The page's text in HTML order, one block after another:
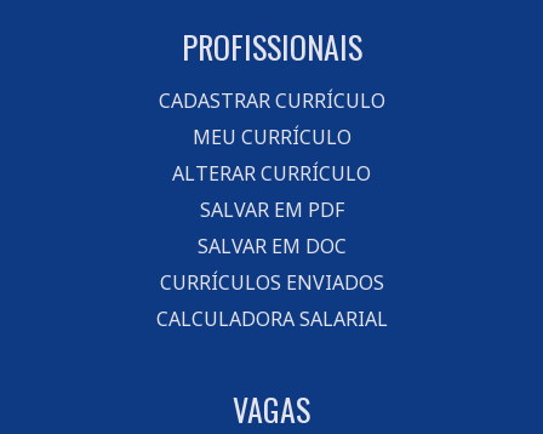
PROFISSIONAIS
CADASTRAR CURRÍCULO
MEU CURRÍCULO
ALTERAR CURRÍCULO
SALVAR EM PDF
SALVAR EM DOC
CURRÍCULOS ENVIADOS
CALCULADORA SALARIAL
VAGAS